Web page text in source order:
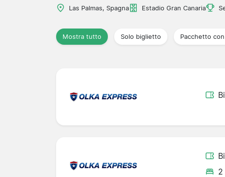
Las Palmas, Spagna Estadio Gran Canaria
Mostra tutto Solo biglietto Pacchetto
2